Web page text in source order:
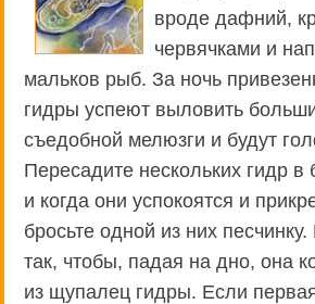
вроде дафний,
червячками и
мальков рыб. За ночь
гидры успеют выловить
съедобной мелюзги и будут
Пересадите нескольких гидр
и когда они успокоятся и
бросьте одной из них
так, чтобы, падая на дно, она
из щупалец гидры. Если